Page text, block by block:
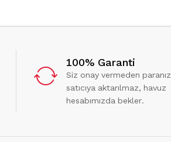
100% Garanti
Siz onay vermeden paranız
satıcıya aktarılmaz, havuz
hesabımızda bekler.